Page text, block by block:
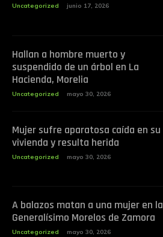
Uncategorized junio 17, 2026
Hallan a hombre muerto y
suspendido de un árbol en La
Hacienda, Morelia
Uncategorized mayo 30, 2026
Mujer sufre aparatosa caída en su
vivienda y resulta herida
Uncategorized mayo 30, 2026
A balazos matan a una mujer en la
Generalísimo Morelos de Zamora
Uncategorized mayo 30, 2026